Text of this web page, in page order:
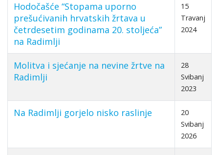
Hodočašće “Stopama uporno
prešućivanih hrvatskih žrtava u
četrdesetim godinama 20. stoljeća”
na Radimlji
15
Travanj
2024
Molitva i sjećanje na nevine žrtve na
Radimlji
28
Svibanj
2023
Na Radimlji gorjelo nisko raslinje
20
Svibanj
2026